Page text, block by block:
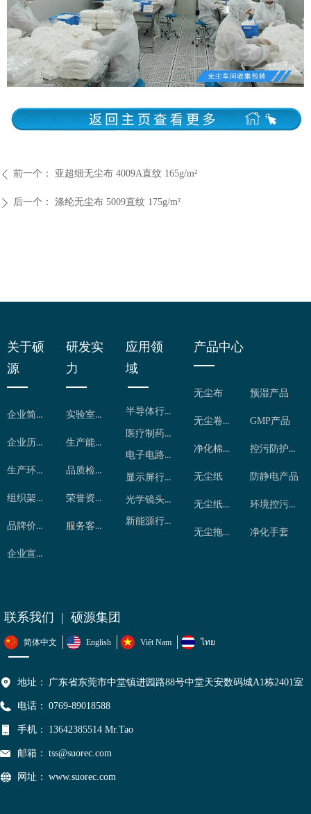
ꄴ 前一个： 亚超细无尘布 4009A直纹 165g/m²
ꄲ 后一个： 涤纶无尘布 5009直纹 175g/m²
简体中文 English Việt Nam ไทย
地址： 广东省东莞市中堂镇进园路88号中堂天安数码城A1栋2401室
电话： 0769-89018588
手机： 13642385514 Mr.Tao
邮箱： tss@suorec.com
网址： www.suorec.com
联系我们 | 硕源集团
产品中心
无尘布
无尘卷布
净化棉签
无尘纸
无尘纸卷
无尘拖把
预湿产品
GMP产品
控污防护用品
防静电产品
环境控污产品
净化手套
应用领
域
半导体行业
医疗制药行业
电子电路行业
显示屏行业
光学镜头行业
新能源行业
关于硕
源
企业简介
企业历程
生产环境
组织架构
品牌价值
企业宣传片
研发实
力
实验室检测
生产能力
品质检控
荣誉资质
服务客户